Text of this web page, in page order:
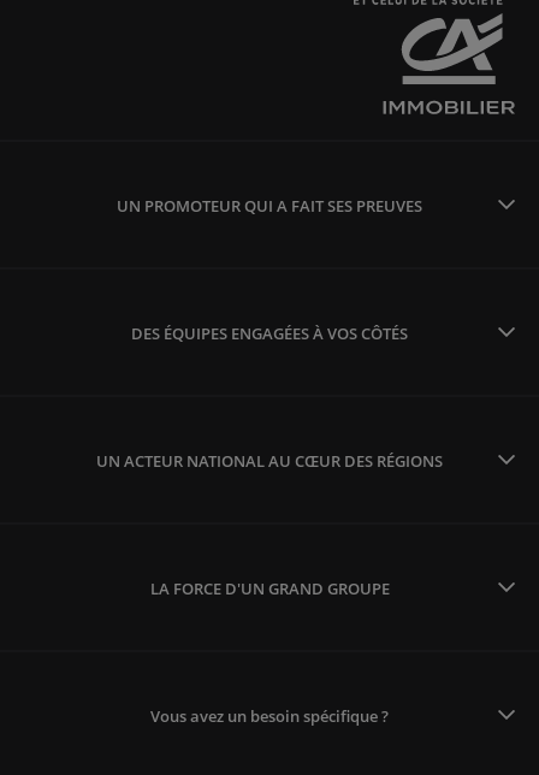
UN PROMOTEUR QUI A FAIT SES PREUVES
DES ÉQUIPES ENGAGÉES À VOS CÔTÉS
UN ACTEUR NATIONAL AU CŒUR DES RÉGIONS
LA FORCE D'UN GRAND GROUPE
Vous avez un besoin spécifique ?